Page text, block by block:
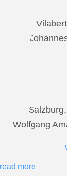
Wolfgang
read more